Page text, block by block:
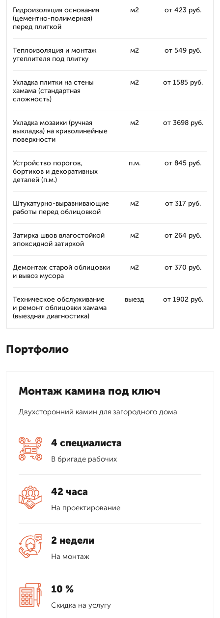
Гидроизоляция основания
(цементно-полимерная)
перед плиткой
м2 от 423 руб.
Теплоизоляция и монтаж
утеплителя под плитку
м2 от 549 руб.
Укладка плитки на стены
хамама (стандартная
сложность)
м2 от 1585 руб.
Укладка мозаики (ручная
выкладка) на криволинейные
поверхности
м2 от 3698 руб.
Устройство порогов,
бортиков и декоративных
деталей (п.м.)
п.м. от 845 руб.
Штукатурно-выравнивающие
работы перед облицовкой
м2 от 317 руб.
Затирка швов влагостойкой
эпоксидной затиркой
м2 от 264 руб.
Демонтаж старой облицовки
и вывоз мусора
м2 от 370 руб.
Техническое обслуживание
и ремонт облицовки хамама
(выездная диагностика)
выезд от 1902 руб.
Портфолио
Монтаж камина под ключ
Двухсторонний камин для загородного дома
4 специалиста
В бригаде рабочих
42 часа
На проектирование
2 недели
На монтаж
10 %
Скидка на услугу